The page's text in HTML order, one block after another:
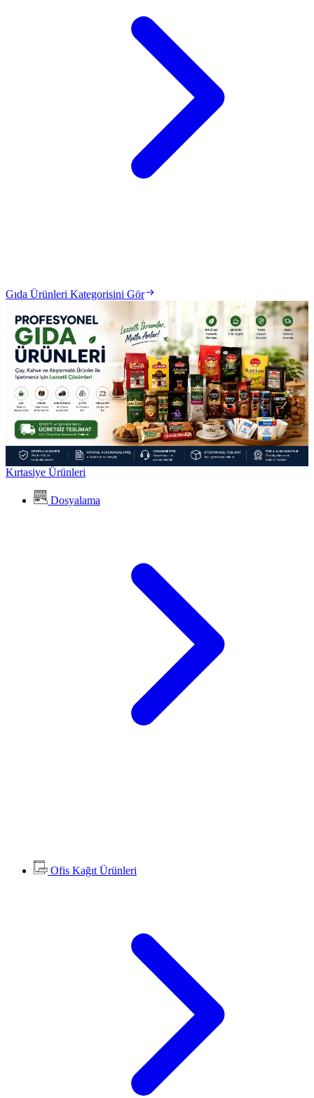
Gıda Ürünleri Kategorisini Gör
Kırtasiye Ürünleri
Dosyalama
Ofis Kağıt Ürünleri